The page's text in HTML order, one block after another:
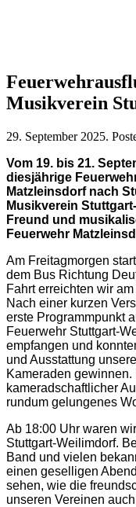
Musikverein
29. September 2025.
Vom 19. bis 21.
diesjährige
Matzleinsdorf nach
Musikverein
Freund und
Feuerwehr
Am Freitagmorgen
dem Bus Richtung
Fahrt erreichten wir
Nach einer kurzen
erste Programmpunkt
Feuerwehr Stuttgart-
empfangen und
und Ausstattung
Kameraden
kameradschaftlicher
rundum gelungenes
Ab 18:00 Uhr waren
Stuttgart-Weilimdorf.
Band und vielen
einen geselligen
sehen, wie die
unseren Vereinen